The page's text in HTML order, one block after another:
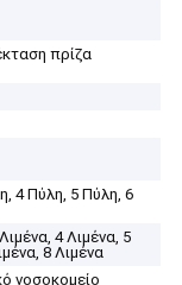
πρίζα
4 Πύλη, 5 Πύλη, 6
4 Λιμένα, 5
8 Λιμένα
νοσοκομείο